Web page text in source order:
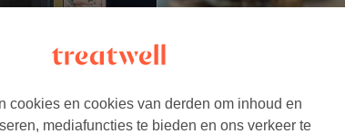
cookies en cookies van derden om inhoud en
mediafuncties te bieden en ons verkeer te